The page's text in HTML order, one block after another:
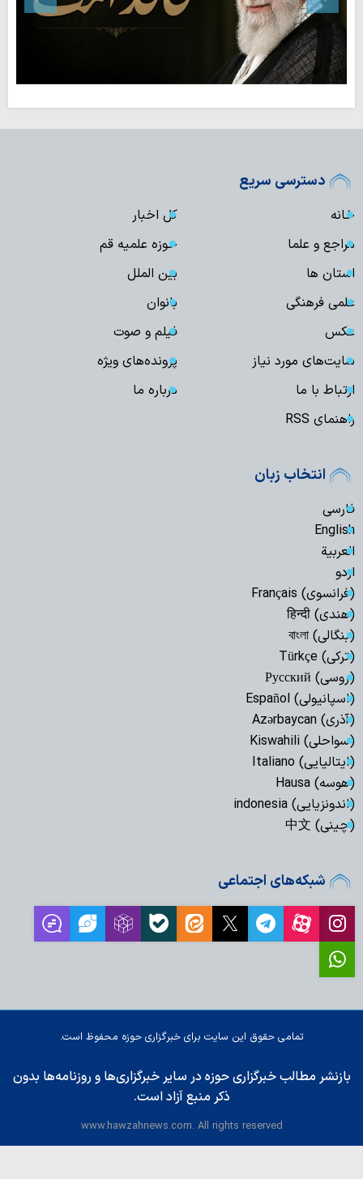
دسترسی سریع
خانه
کل اخبار
مراجع و علما
حوزه علمیه قم
استان ها
بین الملل
علمی فرهنگی
بانوان
عکس
فیلم و صوت
سایت‌های مورد نیاز
پرونده‌های ویژه
ارتباط با ما
درباره ما
راهنمای RSS
انتخاب زبان
فارسی
English
العربیة
اردو
(فرانسوی) Français
(هندی) हिन्दी
(بنگالی) বাংলা
(ترکی) Türkçe
(روسی) Русский
(اسپانیولی) Español
(آذری) Azərbaycan
(سواحلی) Kiswahili
(ایتالیایی) Italiano
(هوسه) Hausa
(اندونزیایی) indonesia
(چینی) 中文
شبکه‌های اجتماعی
تمامی حقوق این سایت برای خبرگزاری حوزه محفوظ است.
بازنشر مطالب خبرگزاری حوزه در سایر خبرگزاری‌ها و روزنامه‌ها بدون
ذکر منبع آزاد است.
www.hawzahnews.com. All rights reserved